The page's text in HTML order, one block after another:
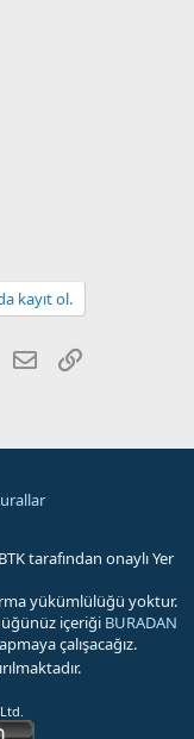
kayıt ol.
WhatsApp
E-posta
tarafından onaylı Yer
yükümlülüğü yoktur.
içeriği BURADAN
çalışacağız.